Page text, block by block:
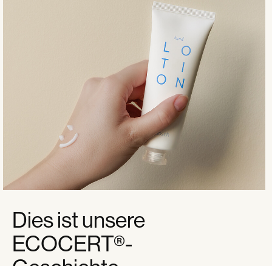
Dies ist unsere
ECOCERT®-